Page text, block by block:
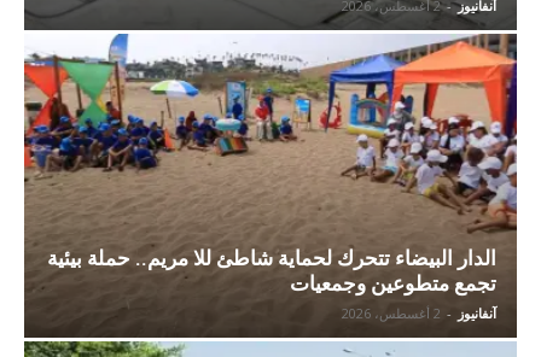
آنفانيوز - 2 أغسطس، 2026
الدار البيضاء تتحرك لحماية شاطئ للا مريم.. حملة بيئية
تجمع متطوعين وجمعيات
آنفانيوز - 2 أغسطس، 2026